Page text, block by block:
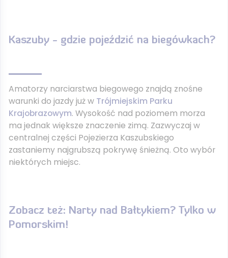
Kaszuby - gdzie pojeździć na biegówkach?
Amatorzy narciarstwa biegowego znajdą znośne
warunki do jazdy już w Trójmiejskim Parku
Krajobrazowym. Wysokość nad poziomem morza
ma jednak większe znaczenie zimą. Zazwyczaj w
centralnej części Pojezierza Kaszubskiego
zastaniemy najgrubszą pokrywę śnieżną. Oto wybór
niektórych miejsc.
Zobacz też: Narty nad Bałtykiem? Tylko w
Pomorskim!